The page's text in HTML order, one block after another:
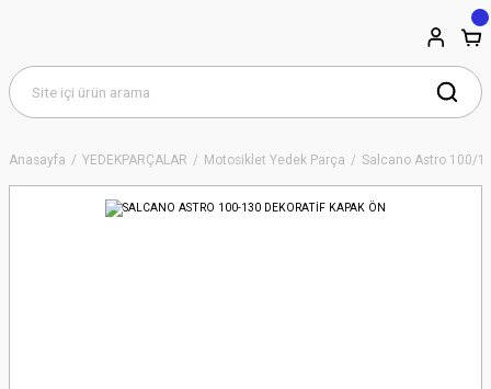
Anasayfa YEDEKPARÇALAR Motosiklet Yedek Parça Salcano Astro 100/